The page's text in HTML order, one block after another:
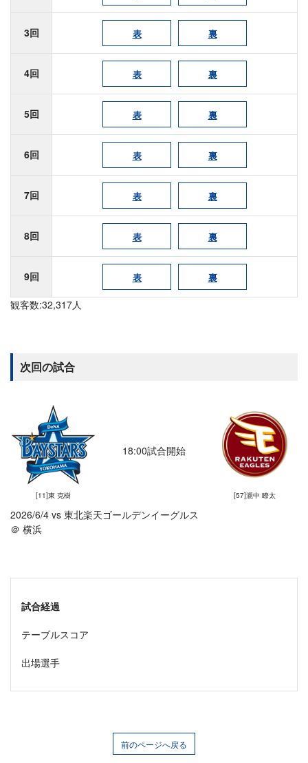
3回 表 裏
4回 表 裏
5回 表 裏
6回 表 裏
7回 表 裏
8回 表 裏
9回 表 裏
観客数:32,317人
次回の試合
[11]東 克樹
18:00試合開始
[57]瀧中 瞭太
2026/6/4 vs 東北楽天ゴールデンイーグルス
＠ 横浜
試合経過
テーブルスコア
出場選手
前のページへ戻る